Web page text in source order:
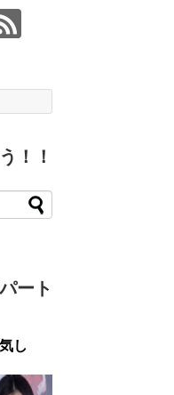
！！
ート
し